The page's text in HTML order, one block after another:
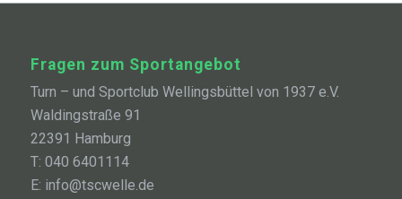
Fragen zum Sportangebot
Turn – und Sportclub Wellingsbüttel von 1937 e.V.
Waldingstraße 91
22391 Hamburg
T: 040 6401114
E: info@tscwelle.de